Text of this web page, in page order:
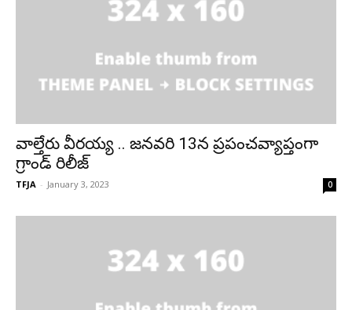
వాల్తేరు వీరయ్య .. జనవరి 13న ప్రపంచవ్యాప్తంగా
గ్రాండ్ రిలీజ్
TFJA - January 3, 2023 0